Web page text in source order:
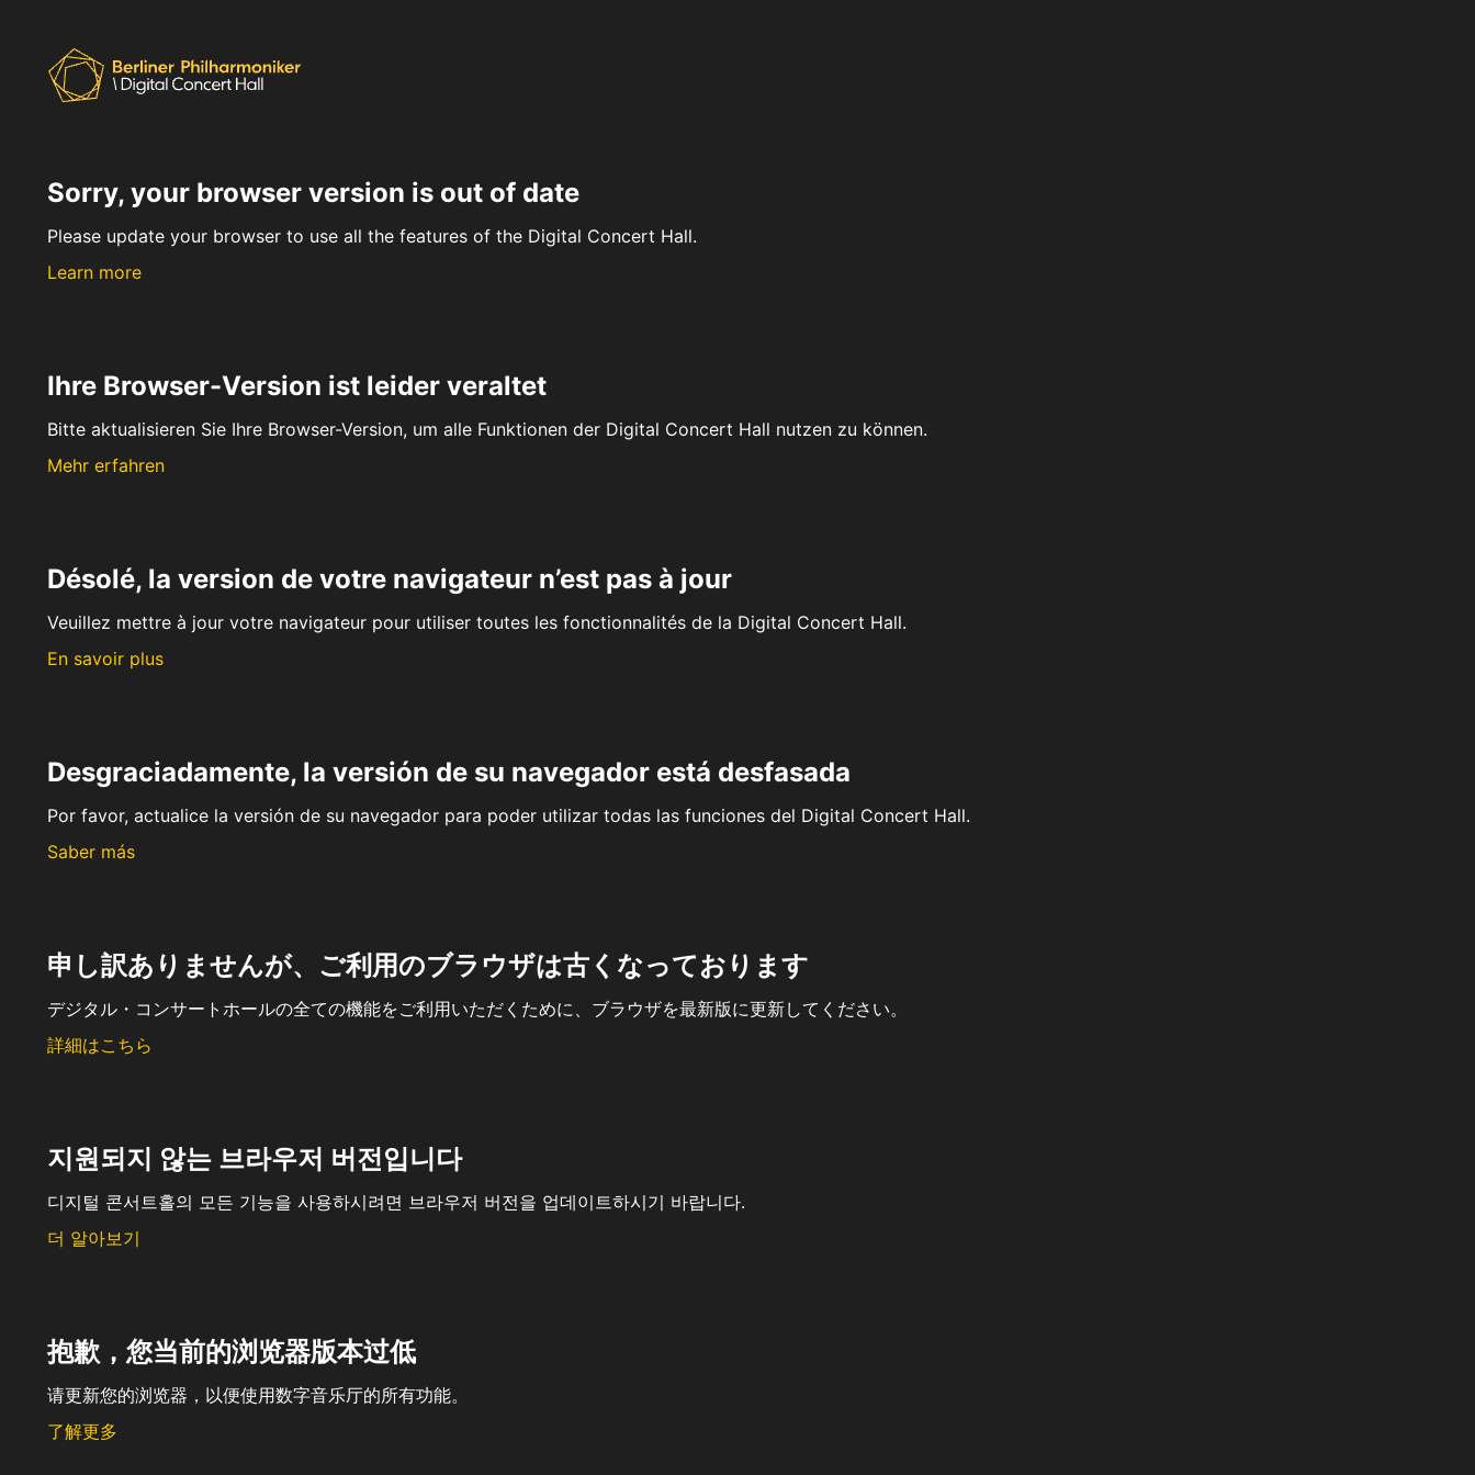
Sorry, your browser version is out of date
Please update your browser to use all the features of the Digital Concert Hall.
Learn more
Ihre Browser-Version ist leider veraltet
Bitte aktualisieren Sie Ihre Browser-Version, um alle Funktionen der Digital Concert Hall nutzen zu können.
Mehr erfahren
Désolé, la version de votre navigateur n’est pas à jour
Veuillez mettre à jour votre navigateur pour utiliser toutes les fonctionnalités de la Digital Concert Hall.
En savoir plus
Desgraciadamente, la versión de su navegador está desfasada
Por favor, actualice la versión de su navegador para poder utilizar todas las funciones del Digital Concert Hall.
Saber más
申し訳ありませんが、ご利用のブラウザは古くなっております
デジタル・コンサートホールの全ての機能をご利用いただくために、ブラウザを最新版に更新してください。
詳細はこちら
지원되지 않는 브라우저 버전입니다
디지털 콘서트홀의 모든 기능을 사용하시려면 브라우저 버전을 업데이트하시기 바랍니다.
더 알아보기
抱歉，您当前的浏览器版本过低
请更新您的浏览器，以便使用数字音乐厅的所有功能。
了解更多